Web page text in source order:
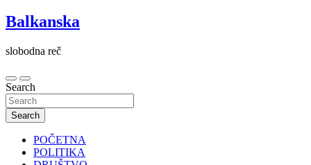
Balkanska
slobodna reč
Search
Search
POČETNA
POLITIKA